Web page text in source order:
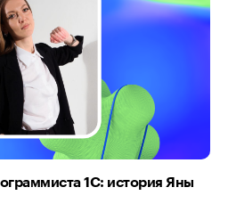
1С: история Яны